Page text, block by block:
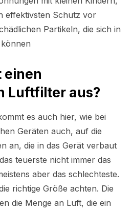
effektivsten Schutz vor
Partikeln, die sich in
einen
Luftfilter aus?
es auch hier, wie bei
Geräten auch, auf die
an, die in das Gerät verbaut
teuerste nicht immer das
aber das schlechteste.
richtige Größe achten. Die
die Menge an Luft, die ein